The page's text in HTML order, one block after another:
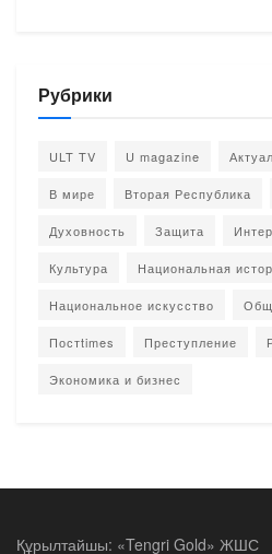
Рубрики
ULT TV U magazine
В мире Вторая Республика
Духовность Защита
Культура Национальная
Национальное искусство
Постtimes Преступление
Экономика и бизнес
Құрылтайшы: «Tengri Gold» ЖШС